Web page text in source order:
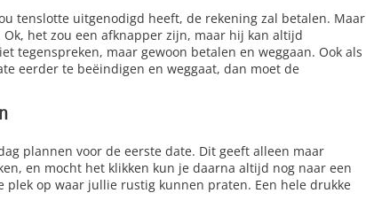
tenslotte uitgenodigd heeft, de rekening zal betalen. Maar
het zou een afknapper zijn, maar hij kan altijd
tegenspreken, maar gewoon betalen en weggaan. Ook als
eerder te beëindigen en weggaat, dan moet de
plannen voor de eerste date. Dit geeft alleen maar
en mocht het klikken kun je daarna altijd nog naar een
plek op waar jullie rustig kunnen praten. Een hele drukke